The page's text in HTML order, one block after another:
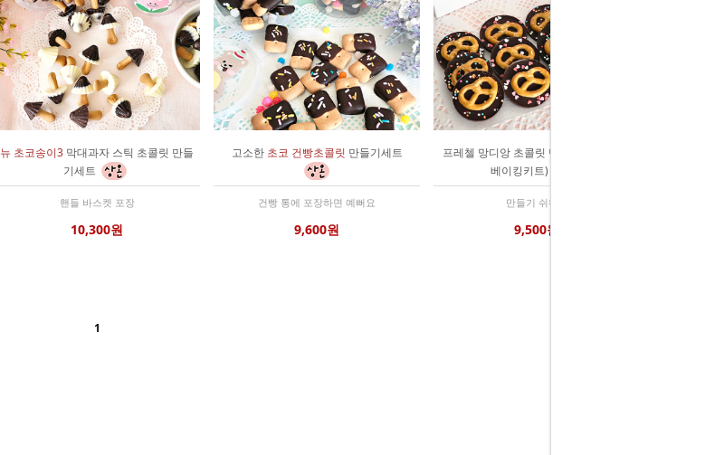
뉴 초코송이3 막대과자 스틱 초콜릿 만들
기세트
핸들 바스켓 포장
10,300원
고소한 초코 건빵초콜릿 만들기세트
건빵 통에 포장하면 예뻐요
9,600원
프레첼 망디앙 초콜릿 만들기세트 (이지
베이킹키트)
만들기 쉬워요
9,500원
1